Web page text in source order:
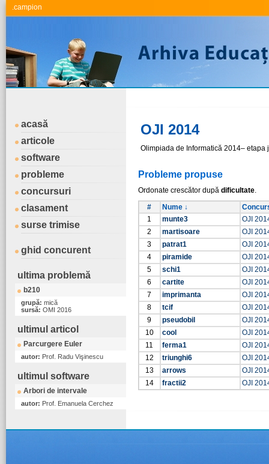
.campion
acasă
articole
software
probleme
concursuri
clasament
surse trimise
ghid concurent
ultima problemă
b210
grupă: mică
sursă: OMI 2016
ultimul articol
Parcurgere Euler
autor: Prof. Radu Vişinescu
ultimul software
Arbori de intervale
autor: Prof. Emanuela Cerchez
OJI 2014
Olimpiada de Informatică 2014– etapa
Probleme propuse
Ordonate crescător după dificultate.
#
Nume ↓
1
munte3
OJI
2
martisoare
OJI
3
patrat1
OJI
4
piramide
OJI
5
schi1
OJI
6
cartite
OJI
7
imprimanta
OJI
8
tcif
OJI
9
pseudobil
OJI
10
cool
OJI
11
ferma1
OJI
12
triunghi6
OJI
13
arrows
OJI
14
fractii2 OJI